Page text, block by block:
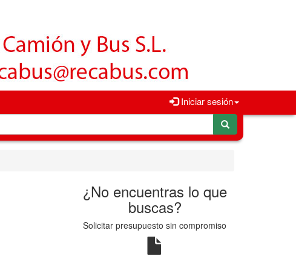
Iniciar sesión
¿No encuentras lo que
buscas?
Solicitar presupuesto sin compromiso